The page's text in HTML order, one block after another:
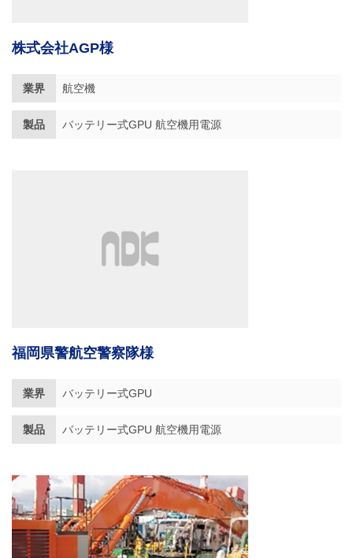
株式会社AGP様
業界 航空機
製品 バッテリー式GPU 航空機用電源
福岡県警航空警察隊様
業界 バッテリー式GPU
製品 バッテリー式GPU 航空機用電源